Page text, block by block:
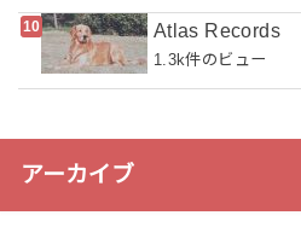
Atlas Records
1.3k件のビュー
アーカイブ